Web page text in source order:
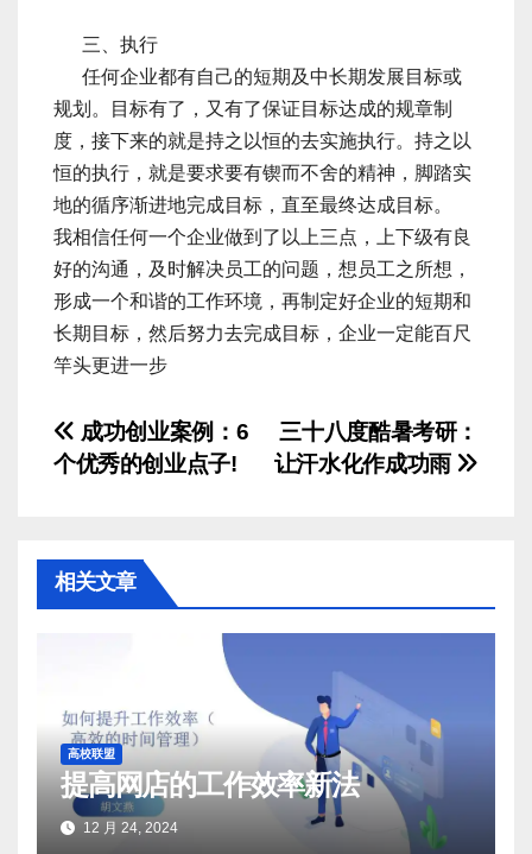
三、执行
任何企业都有自己的短期及中长期发展目标或
规划。目标有了，又有了保证目标达成的规章制
度，接下来的就是持之以恒的去实施执行。持之以
恒的执行，就是要求要有锲而不舍的精神，脚踏实
地的循序渐进地完成目标，直至最终达成目标。
我相信任何一个企业做到了以上三点，上下级有良
好的沟通，及时解决员工的问题，想员工之所想，
形成一个和谐的工作环境，再制定好企业的短期和
长期目标，然后努力去完成目标，企业一定能百尺
竿头更进一步
文
章
航
三十八度酷暑考研：
让汗水化作成功雨
成功创业案例：6
个优秀的创业点子!
相关文章
高校联盟
提高网店的工作效率新法
12 月 24, 2024